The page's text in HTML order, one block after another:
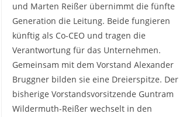
und Marten Reißer übernimmt die fünfte
Generation die Leitung. Beide fungieren
künftig als Co-CEO und tragen die
Verantwortung für das Unternehmen.
Gemeinsam mit dem Vorstand Alexander
Bruggner bilden sie eine Dreierspitze. Der
bisherige Vorstandsvorsitzende Guntram
Wildermuth-Reißer wechselt in den